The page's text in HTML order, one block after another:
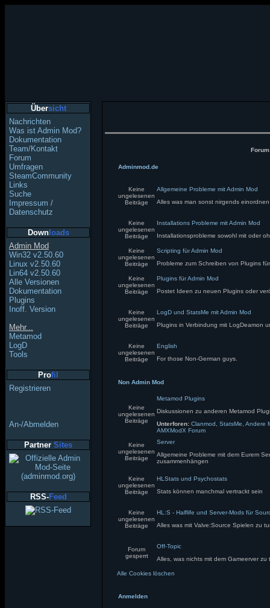
Übersicht
Nachrichten
Was ist Admin Mod?
Dokumentation
Team/Kontakt
Forum
Umfragen
SteamCommunity
Links
Suche
Impressum /
Datenschutz
Downloads
Admin Mod
Win32 v2.50.60
Linux v2.50.60
Lin64 v2.50.60
Alle Versionen
Dokumentation
Plugins
Inoff. Version
Mehr...
Metamod
LogD
Tools
Profil
Registrieren
An-/Abmelden
Partner Sites
RSS-Feed
Adminmod.de
Keine
ungelesenen
Beiträge
Allgemeine Probleme mit Admin Mod
Alles was man sonst nirgends
Keine
ungelesenen
Beiträge
Installations Probleme mit Admin Mod
Installationsprobleme sowohl mit oder
Keine
ungelesenen
Beiträge
Scripting für Admin Mod
Probleme zum Schreiben von Plugins
Keine
ungelesenen
Beiträge
Plugins für Admin Mod
Postet Ideen zu neuen Plugins oder
Keine
ungelesenen
Beiträge
LogD und StatsMe mit Admin Mod
Plugins in Verbindung mit LogDeamon
Keine
ungelesenen
Beiträge
English
For those Non-German guys.
Non Admin Mod
Keine
ungelesenen
Beiträge
Metamod Plugins
Diskussionen zu anderen Metamod
Unterforen: Clanmod, StatsMe, Andere
AMXModX Forum
Keine
ungelesenen
Beiträge
Server
Allgemeine Probleme mit dem Eurem
zusammenhängen
Keine
ungelesenen
Beiträge
HLStats und Psychostats
Stats können manchmal vertrackt sein
Keine
ungelesenen
Beiträge
HL:S - Halflife und Server-Mods für
Alles was mit Valve:Source Spielen zu
Forum
gesperrt
Off-Topic
Alles, was nichts mit dem Gameerver zu
Alle Cookies löschen
Anmelden